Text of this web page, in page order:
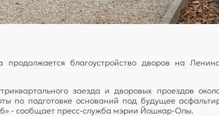
благоустройство дворов на
заезда и дворовых проездов
по подготовке оснований под будущее
- сообщает пресс-служба мэрии Йошкар-Олы.